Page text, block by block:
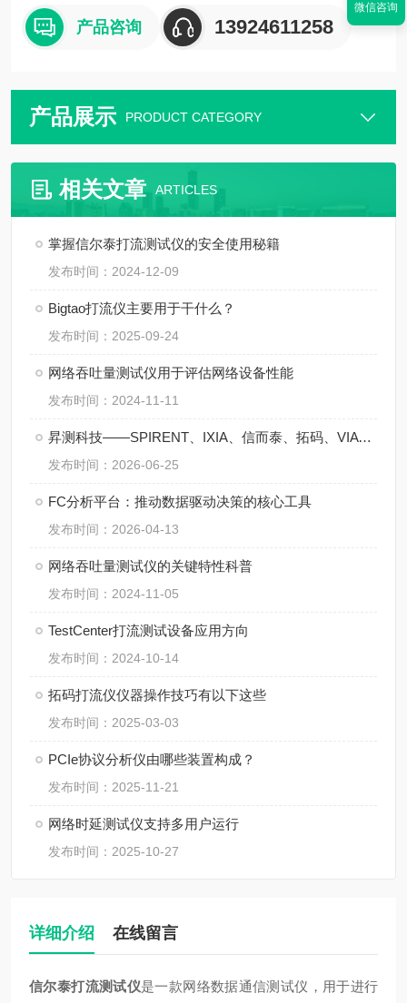
产品咨询 13924611258
产品展示 PRODUCT CATEGORY
相关文章 ARTICLES
掌握信尔泰打流测试仪的安全使用秘籍
发布时间：2024-12-09
Bigtao打流仪主要用于干什么？
发布时间：2025-09-24
网络吞吐量测试仪用于评估网络设备性能
发布时间：2024-11-11
昇测科技——SPIRENT、IXIA、信而泰、拓码、VIAVI：五大网络测试品牌主流型号盘点
发布时间：2026-06-25
FC分析平台：推动数据驱动决策的核心工具
发布时间：2026-04-13
网络吞吐量测试仪的关键特性科普
发布时间：2024-11-05
TestCenter打流测试设备应用方向
发布时间：2024-10-14
拓码打流仪仪器操作技巧有以下这些
发布时间：2025-03-03
PCIe协议分析仪由哪些装置构成？
发布时间：2025-11-21
网络时延测试仪支持多用户运行
发布时间：2025-10-27
详细介绍 在线留言
信尔泰打流测试仪是一款网络数据通信测试仪，用于进行
微信咨询